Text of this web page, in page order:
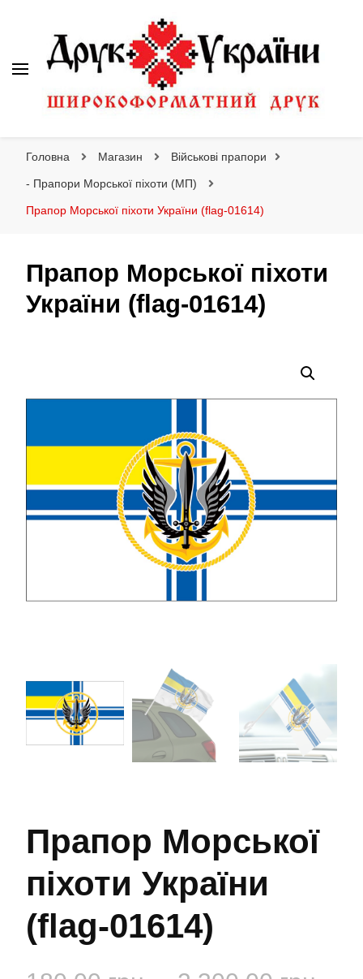
Головна Магазин Військові прапори
- Прапори Морської піхоти (МП)
Прапор Морської піхоти України (flag-01614)
Прапор Морської піхоти
України (flag-01614)
Прапор Морської
піхоти України
(flag-01614)